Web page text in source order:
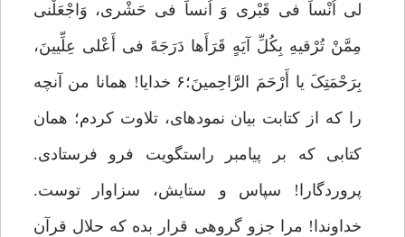
لى اُنْساً فى قَبْرى وَ اُنساً فى حَشْرى، وَاجْعَلْنى
مِمَّنْ تُرْقیهِ بِکُلِّ آیَهٍ قَرَأَها دَرَجَهً فى أَعْلى عِلِّیینَ،
بِرَحْمَتِکَ یا أَرْحَمَ الرَّاحِمینَ؛۶ خدایا! همانا من آنچه
را که از کتابت بیان نموده‏اى، تلاوت کردم؛ همان
کتابى که بر پیامبر راستگویت فرو فرستادى.
پروردگارا! سپاس و ستایش، سزاوار توست.
خداوندا! مرا جزو گروهى قرار بده که حلال قرآن